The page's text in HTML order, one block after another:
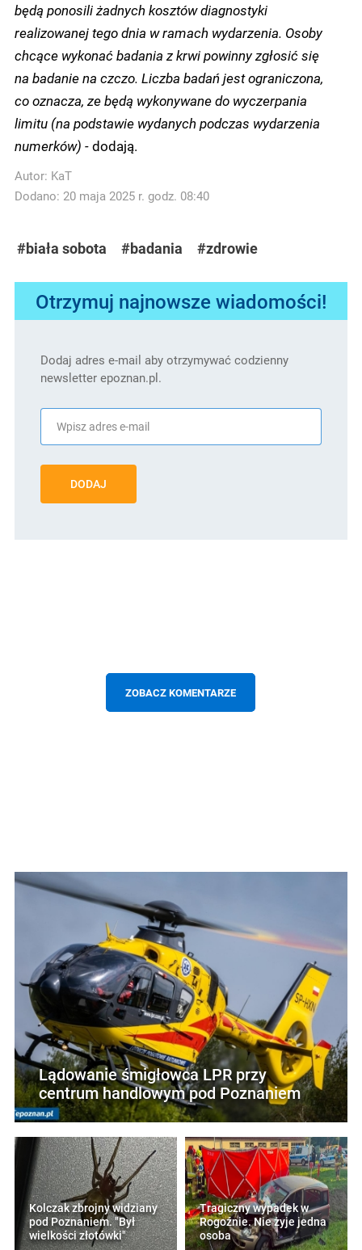
będą ponosili żadnych kosztów diagnostyki
realizowanej tego dnia w ramach wydarzenia. Osoby
chcące wykonać badania z krwi powinny zgłosić się
na badanie na czczo. Liczba badań jest ograniczona,
co oznacza, ze będą wykonywane do wyczerpania
limitu (na podstawie wydanych podczas wydarzenia
numerków) -dodają.
Autor: KaT
Dodano: 20 maja 2025 r. godz. 08:40
#biała sobota #badania #zdrowie
Otrzymuj najnowsze wiadomości!
Dodaj adres e-mail aby otrzymywać codzienny
newsletter epoznan.pl.
DODAJ
ZOBACZ KOMENTARZE
Lądowanie śmigłowca LPR przy
centrum handlowym pod Poznaniem
Kolczak zbrojny widziany
pod Poznaniem. "Był
wielkości złotówki"
Tragiczny wypadek w
Rogoźnie. Nie żyje jedna
osoba